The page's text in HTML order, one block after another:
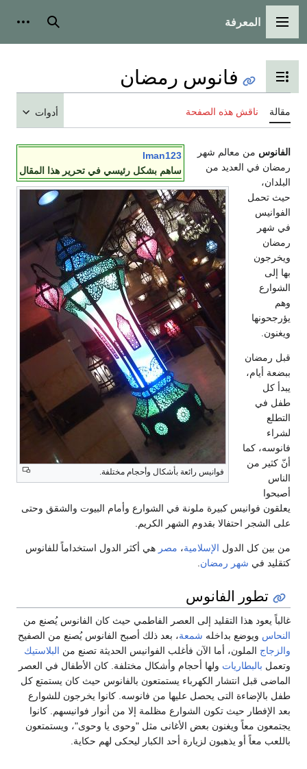
الرئيسية أدوات شخصية
عرض جدول المحتويات
فانوس رمضان
هذه الصفحة
Iman123
ساهم بشكل رئيسي في تحرير هذا المقال
فوانيس رائعة بأشكال وأحجام مختلفة.
معالم شهر
العديد من
كبيرة ملونة في الشوارع وأمام البيوت والشقق وحتى
احتفالا بقدوم الشهر الكريم.
الدولالإسلامية،مصرهي أكثر الدول استخداماً للفانوس
شهر رمضان .
الفانوس
هذا التقليد إلى العصر الفاطمي حيث كان الفانوس يُصنع من
بداخلهشمعة، بعد ذلك أصبح الفانوس يُصنع من الصفيح
أما الآن فأغلب الفوانيس الحديثة تصنع منالبلاستيك
ولها أحجام وأشكال مختلفة. كان الأطفال في العصر
انتشار الكهرباء يستمتعون بالفانوس حيث كان يستمتع كل
التى يحصل عليها من فانوسه. كانوا يخرجون للشوارع
حيث تكون الشوارع مظلمة إلا من أنوار فوانيسهم. كانوا
معاً ويغنون بعض الأغانى مثل "وحوى يا وحوى"، ويستمتعون
أو يذهبون لزيارة أحد الكبار ليحكى لهم حكاية.